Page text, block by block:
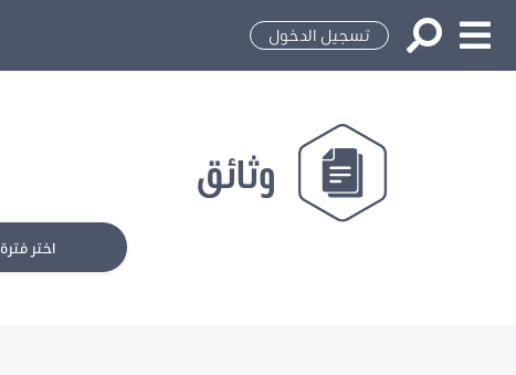
تسجيل الدخول
وثائق
اختر فترة